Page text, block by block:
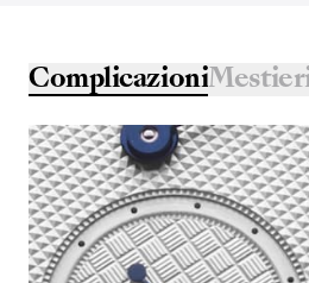
Complicazioni